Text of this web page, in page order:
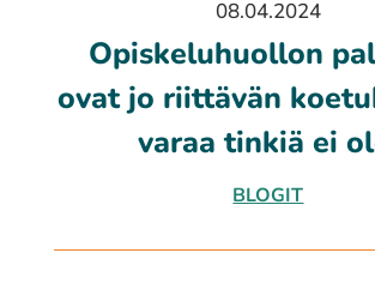
08.04.2024
Opiskeluhuollon
ovat jo riittävän
varaa tinkiä ei
BLOGIT